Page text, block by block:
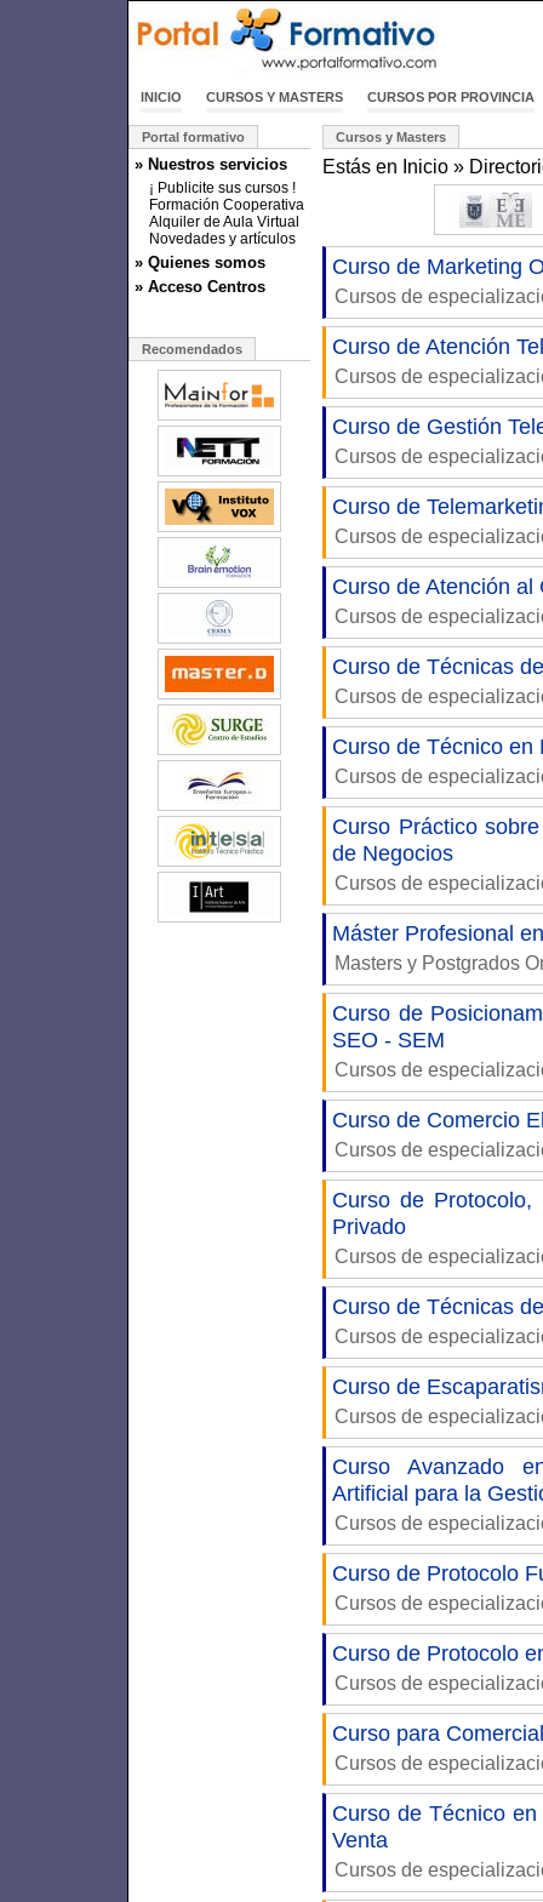
INICIO CURSOS Y MASTERS CURSOS POR PROVINCIA
Portal formativo
» Nuestros servicios
¡ Publicite sus cursos !
Formación Cooperativa
Alquiler de Aula Virtual
Novedades y artículos
» Quienes somos
» Acceso Centros
Recomendados
Cursos y Masters
Estás en Inicio »
Curso de Marketing
Cursos de
Curso de Atención
Cursos de
Curso de Gestión
Cursos de
Curso de
Cursos de
Curso de Atención
Cursos de
Curso de Técnicas
Cursos de
Curso de Técnico en
Cursos de
Curso Práctico
de Negocios
Cursos de
Máster Profesional
Masters y Postgrados
Curso de
SEO - SEM
Cursos de
Curso de Comercio
Cursos de
Curso de
Privado
Cursos de
Curso de Técnicas
Cursos de
Curso de
Cursos de
Curso Avanzado
Artificial para la
Cursos de
Curso de Protocolo
Cursos de
Curso de Protocolo
Cursos de
Curso para
Cursos de
Curso de Técnico
Venta
Cursos de